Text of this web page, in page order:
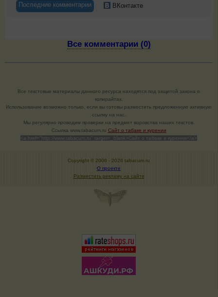
Последние комментарии ВКонтакте
Все комментарии (0)
Все текстовые материалы данного ресурса находятся под защитой закона о
копирайтах.
Использование возможно только, если вы готовы разместить предложенную активную
ссылку на нас.
Мы регулярно проводим проверки на предмет воровства наших текстов.
Cсылка www.tabacum.ru Сайт о табаке и курении
<a href="http://www.tabacum.ru" target=_blank>Сайт о табаке и курении</a>
Copyright © 2006 - 2026 tabacum.ru
О проекте
Разместить рекламу на сайте